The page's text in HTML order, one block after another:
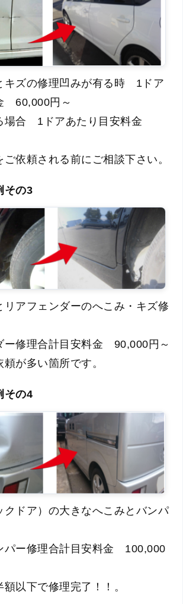
キズの修理凹みが有る時 1ドア
60,000円～
場合 1ドアあたり目安料金
依頼される前にご相談下さい。
その3
リアフェンダーのへこみ・キズ修
ー修理合計目安料金 90,000円～
が多い箇所です。
その4
クドア）の大きなへこみとバンパ
パー修理合計目安料金 100,000
以下で修理完了！！。